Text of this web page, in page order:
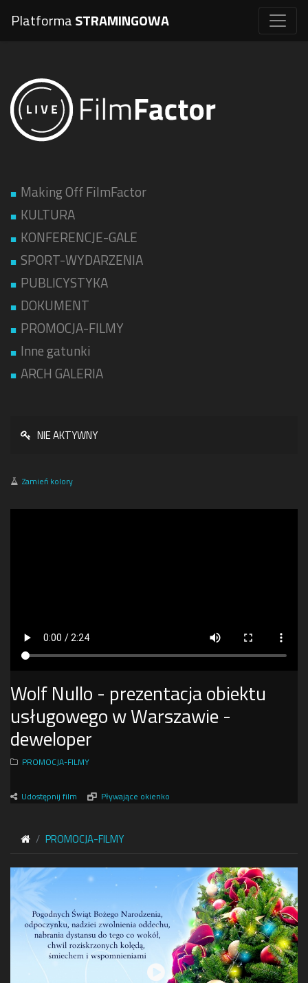
PlatformaSTRAMINGOWA
Making Off FilmFactor
KULTURA
KONFERENCJE-GALE
SPORT-WYDARZENIA
PUBLICYSTYKA
DOKUMENT
PROMOCJA-FILMY
Inne gatunki
ARCH GALERIA
NIE AKTYWNY
Zamień kolory
Wolf Nullo - prezentacja obiektu
usługowego w Warszawie -
deweloper
PROMOCJA-FILMY
Udostępnij film Pływające okienko
PROMOCJA-FILMY